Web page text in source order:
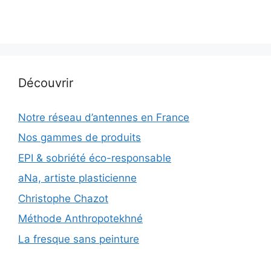
Découvrir
Notre réseau d’antennes en France
Nos gammes de produits
EPI & sobriété éco-responsable
aNa, artiste plasticienne
Christophe Chazot
Méthode Anthropotekhné
La fresque sans peinture